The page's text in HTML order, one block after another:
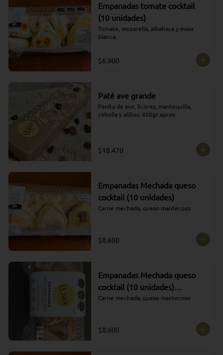
Empanadas tomate cocktail
(10 unidades)
Tomate, mozarella, albahaca y masa
blanca.
$6.900
Paté ave grande
Panita de ave, licores, mantequilla,
cebolla y aliños. 450gr aprox
$18.470
Empanadas Mechada queso
cocktail (10 unidades)
Carne mechada, queso mantecoso
$8.600
Empanadas Mechada queso
cocktail (10 unidades)
CONGELADAS
Carne mechada, queso mantecoso
$8.600